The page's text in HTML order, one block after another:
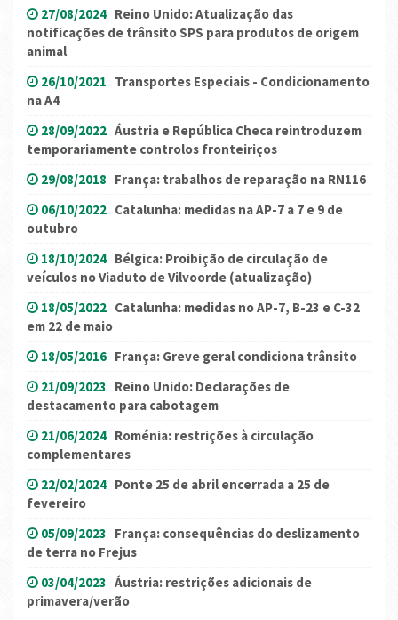
27/08/2024 Reino Unido: Atualização das
notificações de trânsito SPS para produtos de origem
animal
26/10/2021 Transportes Especiais - Condicionamento
na A4
28/09/2022 Áustria e República Checa reintroduzem
temporariamente controlos fronteiriços
29/08/2018 França: trabalhos de reparação na RN116
06/10/2022 Catalunha: medidas na AP-7 a 7 e 9 de
outubro
18/10/2024 Bélgica: Proibição de circulação de
veículos no Viaduto de Vilvoorde (atualização)
18/05/2022 Catalunha: medidas no AP-7, B-23 e C-32
em 22 de maio
18/05/2016 França: Greve geral condiciona trânsito
21/09/2023 Reino Unido: Declarações de
destacamento para cabotagem
21/06/2024 Roménia: restrições à circulação
complementares
22/02/2024 Ponte 25 de abril encerrada a 25 de
fevereiro
05/09/2023 França: consequências do deslizamento
de terra no Frejus
03/04/2023 Áustria: restrições adicionais de
primavera/verão